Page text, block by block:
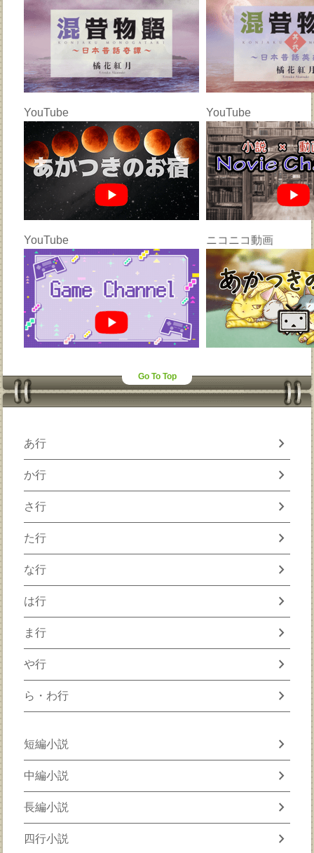
YouTube YouTube
YouTube ニコニコ動画
Go To Top
あ行 chevron_right
か行 chevron_right
さ行 chevron_right
た行 chevron_right
な行 chevron_right
は行 chevron_right
ま行 chevron_right
や行 chevron_right
ら・わ行 chevron_right
短編小説 chevron_right
中編小説 chevron_right
長編小説 chevron_right
四行小説 chevron_right